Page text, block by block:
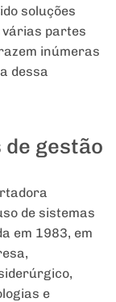
soluções
várias partes
inúmeras
dessa
de gestão
de sistemas
em 1983, em
e